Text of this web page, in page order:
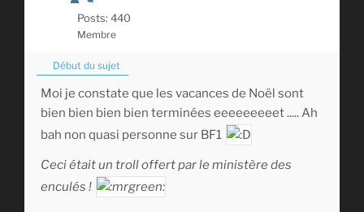
Posts: 440
Membre
Début du sujet
Moi je constate que les vacances de Noël sont
bien bien bien bien terminées eeeeeeeeet ..... Ah
bah non quasi personne sur BF1
Ceci était un troll offert par le ministère des
enculés !